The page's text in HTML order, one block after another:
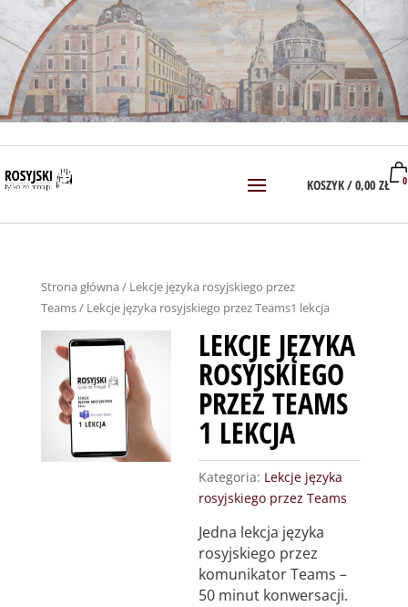
KOSZYK /0,00 ZŁ 0
Strona główna / Lekcje języka rosyjskiego przez
Teams/ Lekcje języka rosyjskiego przez Teams1 lekcja
LEKCJE JĘZYKA
ROSYJSKIEGO
PRZEZ TEAMS
1 LEKCJA
Kategoria: Lekcje języka
rosyjskiego przez Teams
Jedna lekcja języka
rosyjskiego przez
komunikator Teams –
50 minut konwersacji.